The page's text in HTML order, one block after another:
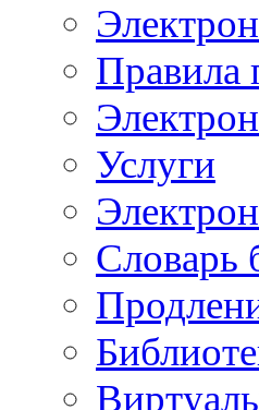
Правила
Услуги
Словарь